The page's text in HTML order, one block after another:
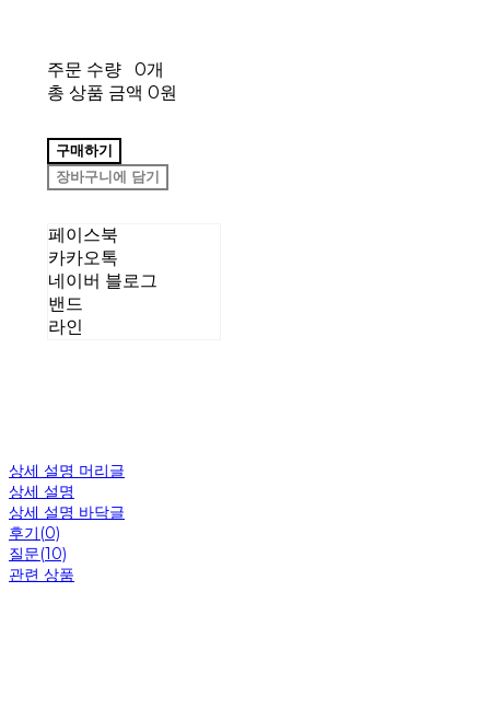
주문 수량
0개
총 상품 금액 0원
구매하기
장바구니에 담기
페이스북
카카오톡
네이버 블로그
밴드
라인
상세 설명 머리글
상세 설명
상세 설명 바닥글
후기(0)
질문(10)
관련 상품